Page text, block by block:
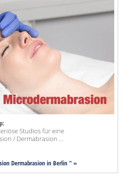
Studios für eine
/ Dermabrasion ...
Dermabrasion in Berlin " »